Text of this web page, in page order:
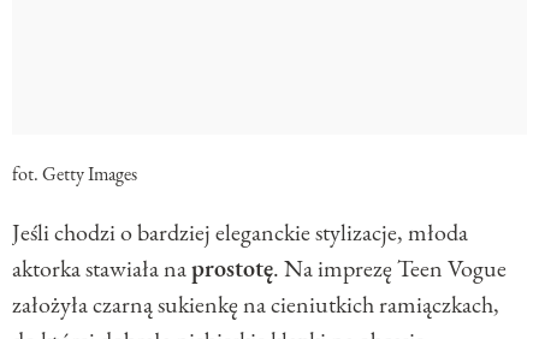
fot. Getty Images
Jeśli chodzi o bardziej eleganckie stylizacje, młoda
aktorka stawiała naprostotę. Na imprezę Teen Vogue
założyła czarną sukienkę na cieniutkich ramiączkach,